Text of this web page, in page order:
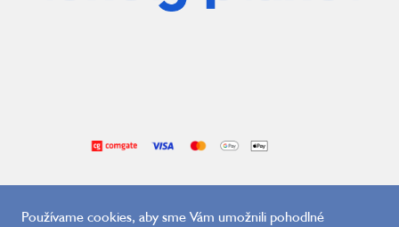
Používame cookies, aby sme Vám umožnili pohodlné